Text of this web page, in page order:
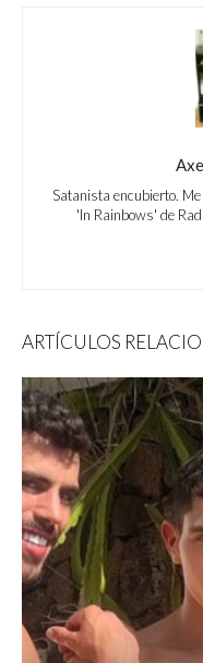
Satanista encubierto.
'In Rainbows' de
ARTÍCULOS